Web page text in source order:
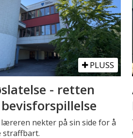
PLUSS
- retten
nekter på sin side for å
straffbart.